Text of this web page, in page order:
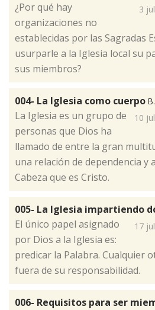
3
¿Por qué hay
organizaciones no
establecidas por las Sagradas
usurparle a la Iglesia local su
sus miembros?
004- La Iglesia como cuerpo
10
La Iglesia es un grupo de
personas que Dios ha
llamado de entre la gran
una relación de dependencia y
Cabeza que es Cristo.
005- La Iglesia impartiendo
17
El único papel asignado
por Dios a la Iglesia es:
predicar la Palabra. Cualquier
fuera de su responsabilidad.
006- Requisitos para ser